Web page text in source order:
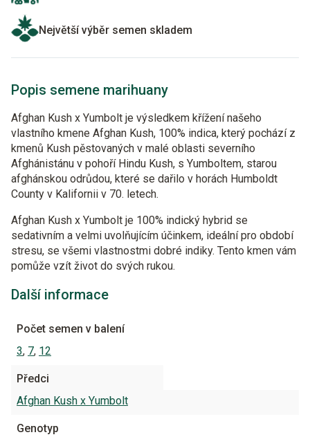
Největší výběr semen skladem
Popis semene marihuany
Afghan Kush x Yumbolt je výsledkem křížení našeho
vlastního kmene Afghan Kush, 100% indica, který pochází z
kmenů Kush pěstovaných v malé oblasti severního
Afghánistánu v pohoří Hindu Kush, s Yumboltem, starou
afghánskou odrůdou, které se dařilo v horách Humboldt
County v Kalifornii v 70. letech.
Afghan Kush x Yumbolt je 100% indický hybrid se
sedativním a velmi uvolňujícím účinkem, ideální pro období
stresu, se všemi vlastnostmi dobré indiky. Tento kmen vám
pomůže vzít život do svých rukou.
Další informace
Počet semen v balení
3, 7, 12
Předci
Afghan Kush x Yumbolt
Genotyp